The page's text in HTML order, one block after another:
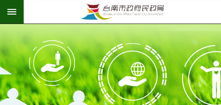
跳到主要內容區塊